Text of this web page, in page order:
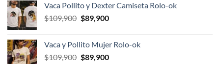
era:
$109,900.
es:
$89,900.
Vaca Pollito y Dexter Camiseta Rolo-ok
$109,900 El
era:
$109,900.
$89,900El
es:
$89,900.
Vaca y Pollito Mujer Rolo-ok
$109,900 El
$89,900El